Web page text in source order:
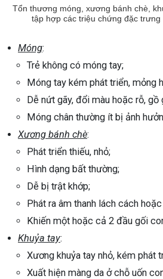
Tổn thương móng, xương bánh chè,
tập hợp các triệu chứng đặc trưng
Móng:
Trẻ không có móng tay;
Móng tay kém phát triển, mỏng
Dễ nứt gãy, đổi màu hoặc rỗ, gồ
Móng chân thường ít bị ảnh
Xương bánh chè:
Phát triển thiếu, nhỏ;
Hình dạng bất thường;
Dễ bị trật khớp;
Phát ra âm thanh lách cách
Khiến một hoặc cả 2 đầu gối
Khuỷa tay:
Xương khuỷa tay nhỏ, kém phát
Xuất hiện màng da ở chỗ uốn